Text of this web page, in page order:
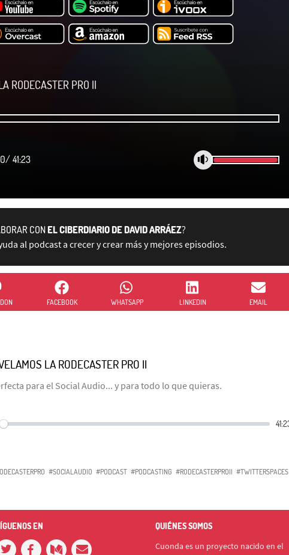
RODECASTER PRO II
/ 41:23
CONEL CIBERDIARIO DE DAVID ARRÁEZ?
al podcast a crecer y crear más y mejores episodios.
FACEBOOK WHATSAPP LINKEDIN EMAIL
LA RODECASTER PRO II
para el Social Audio... y para todo lo que quieras.
#SOCIALAUDIO #PODCAST #PODCASTING #RODECASTERPROII #TWITTERSPACES
EN QUIÉNES SOMOS
Cuonda es un proyecto nacido en el